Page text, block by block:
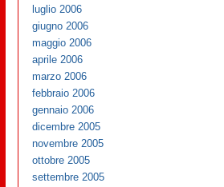
luglio 2006
giugno 2006
maggio 2006
aprile 2006
marzo 2006
febbraio 2006
gennaio 2006
dicembre 2005
novembre 2005
ottobre 2005
settembre 2005